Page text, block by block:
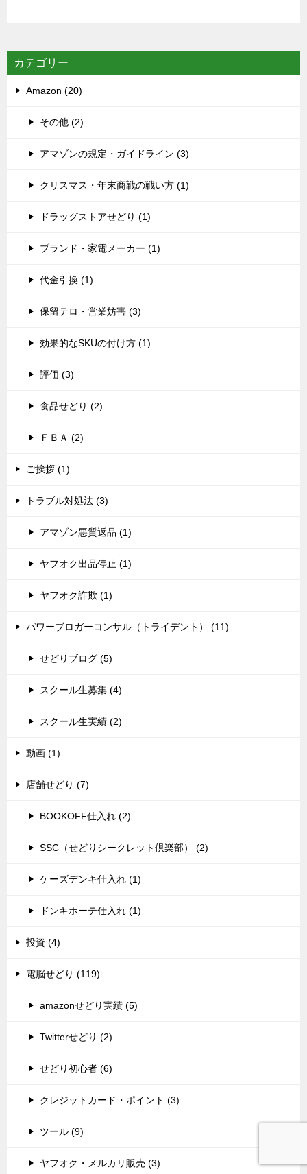
カテゴリー
Amazon (20)
その他 (2)
アマゾンの規定・ガイドライン (3)
クリスマス・年末商戦の戦い方 (1)
ドラッグストアせどり (1)
ブランド・家電メーカー (1)
代金引換 (1)
保留テロ・営業妨害 (3)
効果的なSKUの付け方 (1)
評価 (3)
食品せどり (2)
ＦＢＡ (2)
ご挨拶 (1)
トラブル対処法 (3)
アマゾン悪質返品 (1)
ヤフオク出品停止 (1)
ヤフオク詐欺 (1)
パワーブロガーコンサル（トライデント） (11)
せどりブログ (5)
スクール生募集 (4)
スクール生実績 (2)
動画 (1)
店舗せどり (7)
BOOKOFF仕入れ (2)
SSC（せどりシークレット倶楽部） (2)
ケーズデンキ仕入れ (1)
ドンキホーテ仕入れ (1)
投資 (4)
電脳せどり (119)
amazonせどり実績 (5)
Twitterせどり (2)
せどり初心者 (6)
クレジットカード・ポイント (3)
ツール (9)
ヤフオク・メルカリ販売 (3)